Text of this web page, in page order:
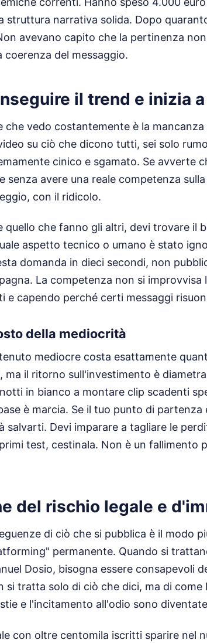
struttura narrativa solida. Dopo
avevano capito che la pertinenza
coerenza del messaggio.
il trend e inizia
che vedo costantemente è la
su ciò che dicono tutti, sei solo
cinico e sgamato. Se avverte
senza avere una reale competenza
con il ridicolo.
quello che fanno gli altri, devi trovare il
aspetto tecnico o umano è stato
domanda in dieci secondi, non
La competenza non si
e capendo perché certi messaggi
della mediocrità
mediocre costa esattamente
ma il ritorno sull'investimento è
in bianco a montare clip scadenti
è marcia. Se il tuo punto di
salvarti. Devi imparare a tagliare le
test, cestinala. Non è un fallimento
del rischio legale e
di ciò che si pubblica è il modo
permanente. Quando si
Dosio, bisogna essere consapevoli
si tratta solo di ciò che dici, ma di come
e l'incitamento all'odio sono
con oltre centomila iscritti sparire nel